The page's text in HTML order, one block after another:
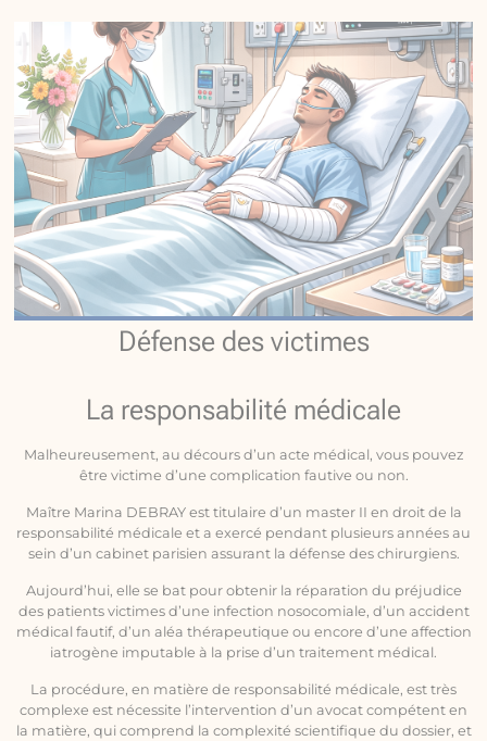
Défense des victimes
La responsabilité médicale
Malheureusement, au décours d’un acte médical, vous pouvez
être victime d’une complication fautive ou non.
Maître Marina DEBRAY est titulaire d’un master II en droit de la
responsabilité médicale et a exercé pendant plusieurs années au
sein d’un cabinet parisien assurant la défense des chirurgiens.
Aujourd’hui, elle se bat pour obtenir la réparation du préjudice
des patients victimes d’une infection nosocomiale, d’un accident
médical fautif, d’un aléa thérapeutique ou encore d’une affection
iatrogène imputable à la prise d’un traitement médical.
La procédure, en matière de responsabilité médicale, est très
complexe est nécessite l’intervention d’un avocat compétent en
la matière, qui comprend la complexité scientifique du dossier, et